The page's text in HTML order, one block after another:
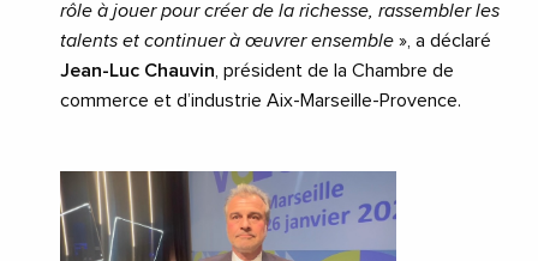
rôle à jouer pour créer de la richesse, rassembler les
talents et continuer à œuvrer ensemble », a déclaré
Jean-Luc Chauvin, président de la Chambre de
commerce et d’industrie Aix-Marseille-Provence.